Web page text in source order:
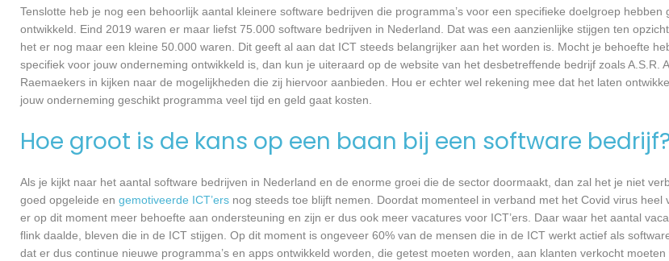
Tenslotte heb je nog een behoorlijk aantal kleinere software bedrijven die programma’s voor een specifieke doelgroep hebben
ontwikkeld. Eind 2019 waren er maar liefst 75.000 software bedrijven in Nederland. Dat was een aanzienlijke stijgen ten
het er nog maar een kleine 50.000 waren. Dit geeft al aan dat ICT steeds belangrijker aan het worden is. Mocht je behoefte
specifiek voor jouw onderneming ontwikkeld is, dan kun je uiteraard op de website van het desbetreffende bedrijf zoals A.S.R.
Raemaekers in kijken naar de mogelijkheden die zij hiervoor aanbieden. Hou er echter wel rekening mee dat het laten
jouw onderneming geschikt programma veel tijd en geld gaat kosten.
Hoe groot is de kans op een baan bij een software
Als je kijkt naar het aantal software bedrijven in Nederland en de enorme groei die de sector doormaakt, dan zal het je niet
goed opgeleide en gemotiveerde ICT’ers nog steeds toe blijft nemen. Doordat momenteel in verband met het Covid virus heel
er op dit moment meer behoefte aan ondersteuning en zijn er dus ook meer vacatures voor ICT’ers. Daar waar het aantal
flink daalde, bleven die in de ICT stijgen. Op dit moment is ongeveer 60% van de mensen die in de ICT werkt actief als
dat er dus continue nieuwe programma’s en apps ontwikkeld worden, die getest moeten worden, aan klanten verkocht